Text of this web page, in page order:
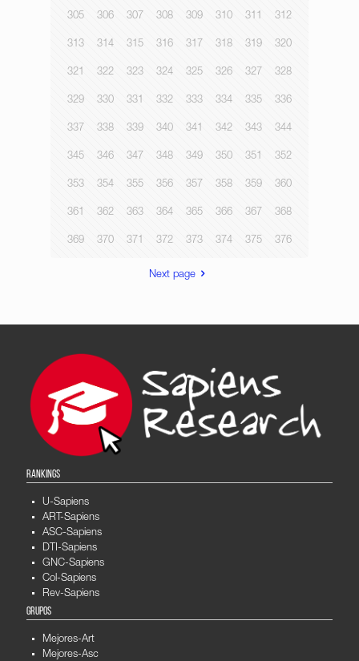
305 306 307 308 309 310 311 312
313 314 315 316 317 318 319 320
321 322 323 324 325 326 327 328
329 330 331 332 333 334 335 336
337 338 339 340 341 342 343 344
345 346 347 348 349 350 351 352
353 354 355 356 357 358 359 360
361 362 363 364 365 366 367 368
369 370 371 372 373 374 375 376
Next page
RANKINGS
U-Sapiens
ART-Sapiens
ASC-Sapiens
DTI-Sapiens
GNC-Sapiens
Col-Sapiens
Rev-Sapiens
GRUPOS
Mejores-Art
Mejores-Asc